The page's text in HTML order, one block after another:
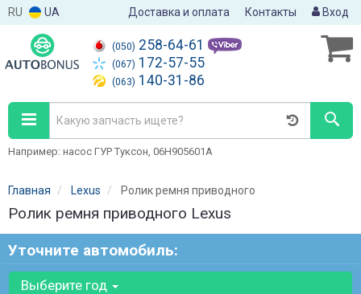
RU UA Доставка и оплата Контакты Вход
(050) 258-64-61
(067) 172-57-55
(063) 140-31-86
Например: насос ГУР Туксон, 06H905601A
Главная Lexus Ролик ремня приводного
Ролик ремня приводного Lexus
Уточните автомобиль:
Выберите год